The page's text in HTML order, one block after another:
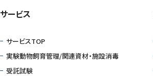
サービス
サービスTOP
実験動物飼育管理/関連資材・施設消毒
受託試験